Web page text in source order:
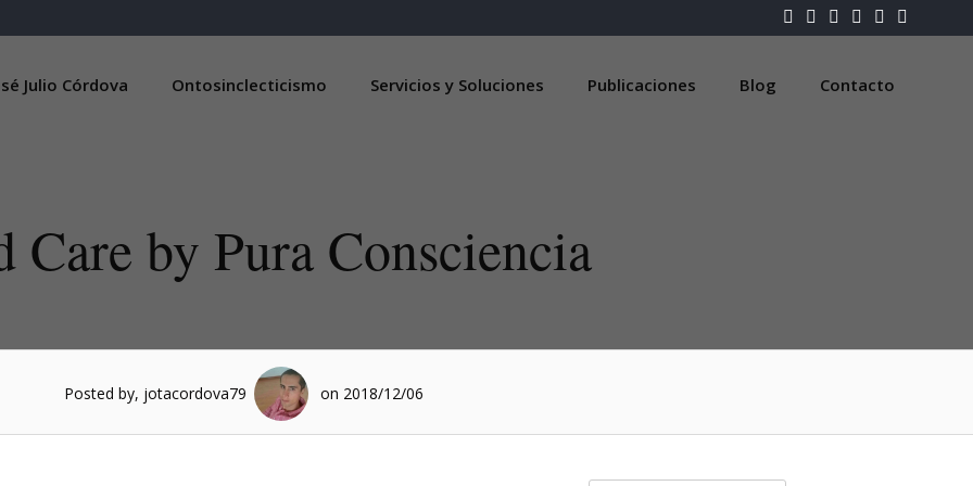
Julio Córdova Ontosinclecticismo Servicios y Soluciones Publicaciones Blog Contacto
Care by Pura Consciencia
Posted by, jotacordova79 on 2018/12/06